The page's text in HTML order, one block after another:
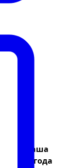
Ваша
выгода